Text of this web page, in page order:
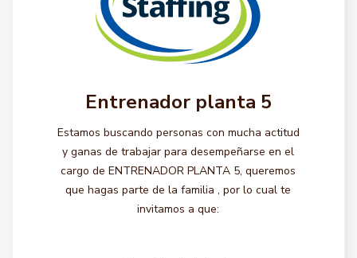
Entrenador planta 5
Estamos buscando personas con mucha actitud
y ganas de trabajar para desempeñarse en el
cargo de ENTRENADOR PLANTA 5, queremos
que hagas parte de la familia , por lo cual te
invitamos a que: